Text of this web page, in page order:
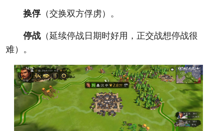
换俘（交换双方俘虏）。
停战（延续停战日期时好用，正交战想停战很
难）。